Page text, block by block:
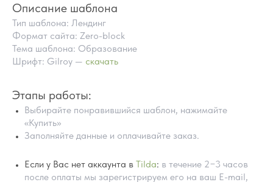
Описание шаблона
Тип шаблона: Лендинг
Формат сайта: Zero-block
Тема шаблона: Образование
Шрифт: Gilroy — скачать
Этапы работы:
Выбирайте понравившийся шаблон, нажимайте
«Купить»
Заполняйте данные и оплачивайте заказ.
Если у Вас нет аккаунта в Tilda: в течение 2−3 часов
после оплаты мы зарегистрируем его на ваш E-mail,